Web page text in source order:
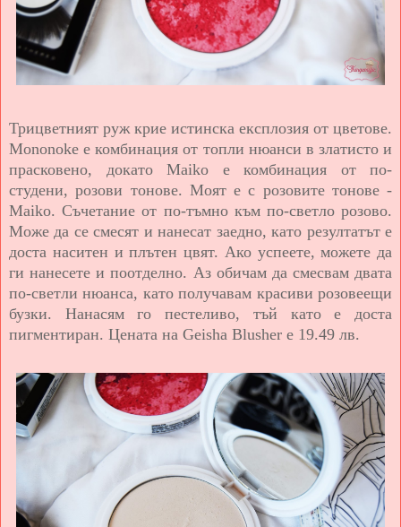
Трицветният руж крие истинска експлозия от цветове.
Mononoke е комбинация от топли нюанси в златисто и
прасковено, докато Maiko е комбинация от по-
студени, розови тонове. Моят е с розовите тонове -
Maiko. Съчетание от по-тъмно към по-светло розово.
Може да се смесят и нанесат заедно, като резултатът е
доста наситен и плътен цвят. Ако успеете, можете да
ги нанесете и поотделно. Аз обичам да смесвам двата
по-светли нюанса, като получавам красиви розовеещи
бузки. Нанасям го пестеливо, тъй като е доста
пигментиран. Цената на Geisha Blusher е 19.49 лв.